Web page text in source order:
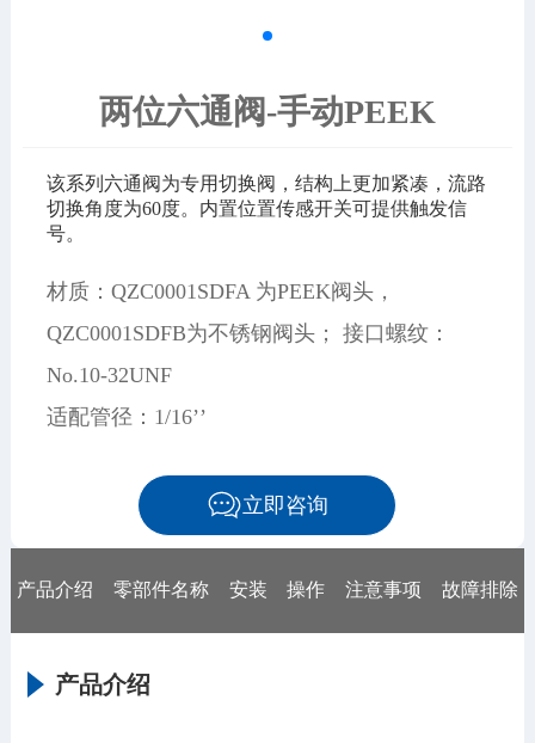
两位六通阀-手动PEEK
该系列六通阀为专用切换阀，结构上更加紧凑，流路
切换角度为60度。内置位置传感开关可提供触发信
号。
材质：QZC0001SDFA 为PEEK阀头，
QZC0001SDFB为不锈钢阀头； 接口螺纹：
No.10-32UNF
适配管径：1/16’’
立即咨询
产品介绍 零部件名称 安装 操作 注意事项 故障排除
产品介绍